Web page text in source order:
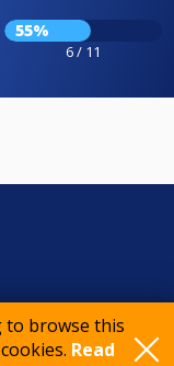
to browse this
Read
55%
6 / 11